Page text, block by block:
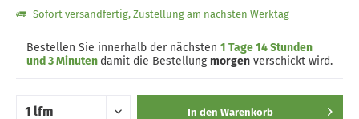
Sofort versandfertig, Zustellung am nächsten Werktag
Bestellen Sie innerhalb der nächsten 1 Tage 14 Stunden
und 3 Minuten damit die Bestellungmorgen verschickt wird.
In den Warenkorb